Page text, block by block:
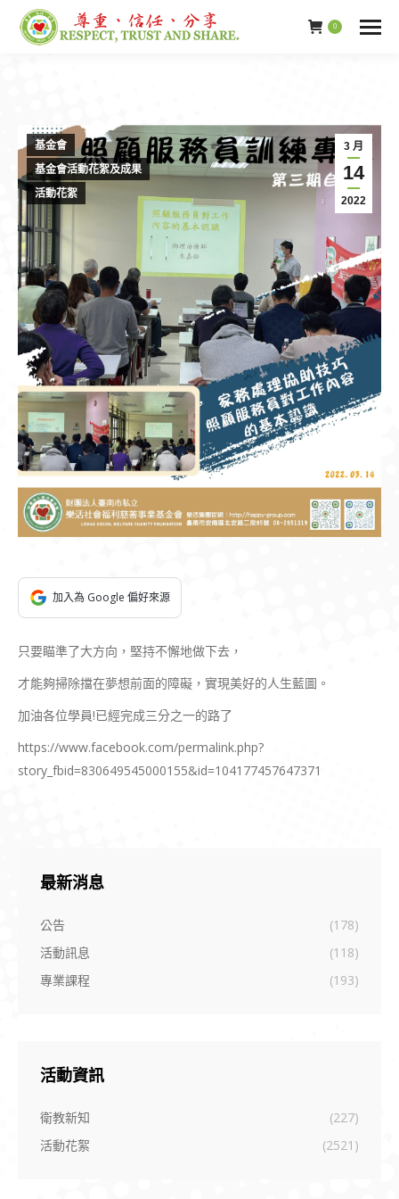
0
3 月
14
2022
基金會
基金會活動花絮及成果
活動花絮
加入為 Google 偏好來源
只要瞄準了大方向，堅持不懈地做下去，
才能夠掃除擋在夢想前面的障礙，實現美好的人生藍圖。
加油各位學員!已經完成三分之一的路了
https://www.facebook.com/permalink.php?
story_fbid=830649545000155&id=104177457647371
最新消息
公告
(178)
活動訊息
(118)
專業課程
(193)
活動資訊
衛教新知
(227)
活動花絮
(2521)